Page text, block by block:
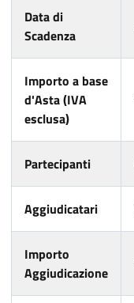
Data di
Scadenza
Importo a base
d'Asta (IVA
esclusa)
Partecipanti
Aggiudicatari
Importo
Aggiudicazione